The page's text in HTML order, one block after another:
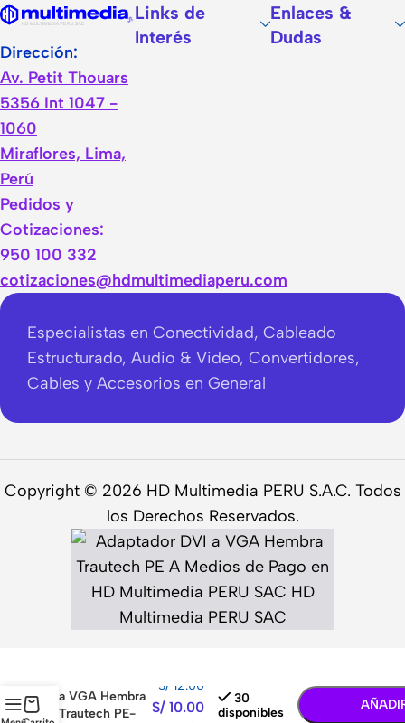
Dirección:
Av. Petit Thouars
5356 Int 1047 -
1060
Miraflores, Lima,
Perú
Pedidos y
Cotizaciones:
950 100 332
cotizaciones@hdmultimediaperu.com
Links de
Interés
Enlaces &
Dudas
Especialistas en Conectividad, Cableado
Estructurado, Audio & Video, Convertidores,
Cables y Accesorios en General
Copyright © 2026 HD Multimedia PERU S.A.C. Todos
los Derechos Reservados.
a VGA Hembra
Trautech PE-
S/ 12.00
S/ 10.00
30
disponibles